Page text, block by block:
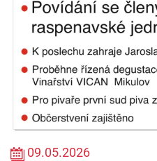
09.05.2026